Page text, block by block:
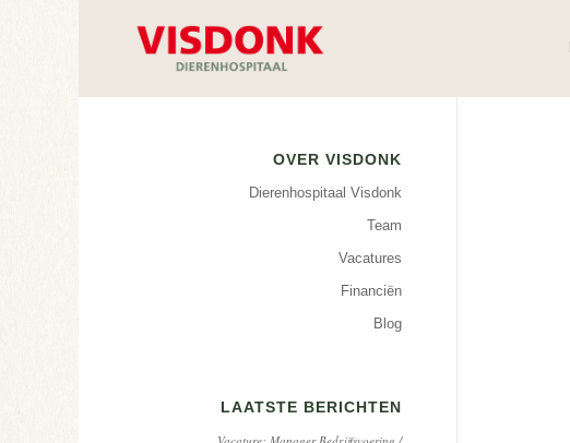
OVER VISDONK
Dierenhospitaal Visdonk
Team
Vacatures
Financiën
Blog
LAATSTE BERICHTEN